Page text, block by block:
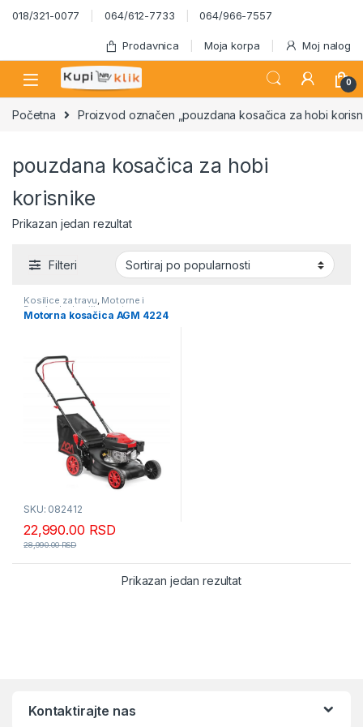
Skip to navigation
Skip to content
018/321-0077 064/612-7733 064/966-7557
Prodavnica Moja korpa Moj nalog
0
Početna Proizvod označen „pouzdana kosačica za hobi
pouzdana kosačica za hobi
korisnike
Prikazan jedan rezultat
Filteri
Kosilice za travu, Motorne i
Benzinske kosilice za travu
Motorna kosačica AGM 4224
SKU: 082412
22,990.00 RSD
28,990.00RSD
Prikazan jedan rezultat
Kontaktirajte nas